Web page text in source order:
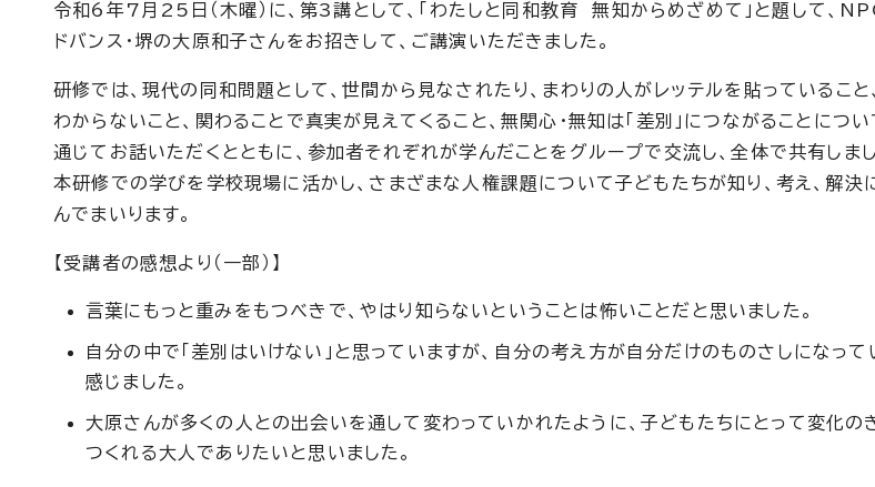
令和6年7月25日（木曜）に、第3講として、「わたしと同和教育 無知からめざめて」と題して、
ドバンス・堺の大原和子さんをお招きして、ご講演いただきました。
研修では、現代の同和問題として、世間から見なされたり、まわりの人がレッテルを貼っていること
わからないこと、関わることで真実が見えてくること、無関心・無知は「差別」につながることにつ
通じてお話いただくとともに、参加者それぞれが学んだことをグループで交流し、全体で共有しまし
本研修での学びを学校現場に活かし、さまざまな人権課題について子どもたちが知り、考え、解決
んでまいります。
【受講者の感想より（一部）】
言葉にもっと重みをもつべきで、やはり知らないということは怖いことだと思いました。
自分の中で「差別はいけない」と思っていますが、自分の考え方が自分だけのものさしになっ
感じました。
大原さんが多くの人との出会いを通して変わっていかれたように、子どもたちにとって変化の
つくれる大人でありたいと思いました。